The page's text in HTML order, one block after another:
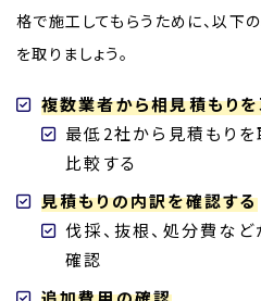
格で施工してもらうために、以下
を取りましょう。
複数業者から相見積もり
最低2社から見積もり
比較する
見積もりの内訳を確認する
伐採、抜根、処分費な
確認